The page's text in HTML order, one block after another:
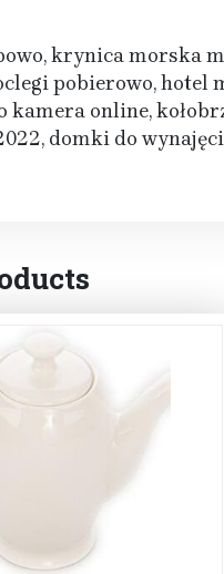
krynica morska
pobierowo, hotel
online,
domki do